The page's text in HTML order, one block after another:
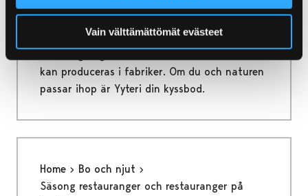
Vain välttämättömät evästeet
till skyddade områden och dina
kan produceras i fabriker. Om du och naturen
passar ihop är Yyteri din kyssbod.
Home
Bo och njut
Säsong restauranger och restauranger på